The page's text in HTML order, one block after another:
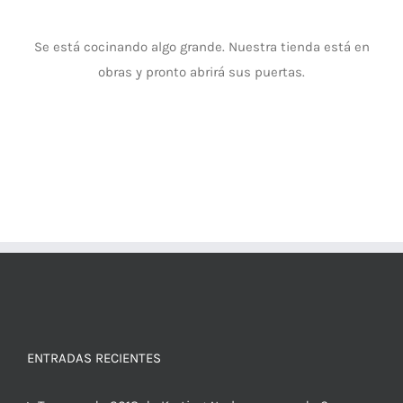
Se está cocinando algo grande. Nuestra tienda está en
obras y pronto abrirá sus puertas.
ENTRADAS RECIENTES